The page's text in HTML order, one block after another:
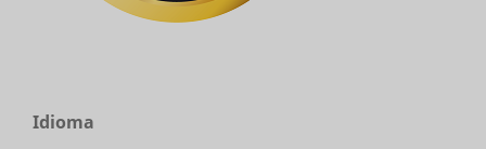
Idioma